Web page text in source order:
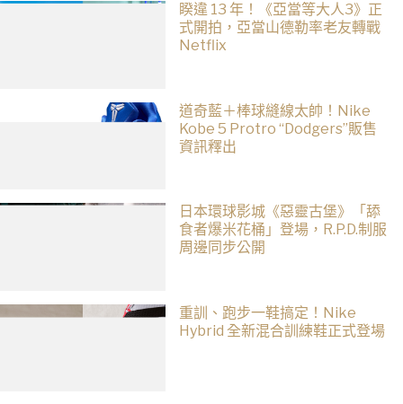
睽違 13 年！《亞當等大人3》正
式開拍，亞當山德勒率老友轉戰
Netflix
道奇藍＋棒球縫線太帥！Nike
Kobe 5 Protro “Dodgers”販售
資訊釋出
日本環球影城《惡靈古堡》「舔
食者爆米花桶」登場，R.P.D.制服
周邊同步公開
重訓、跑步一鞋搞定！Nike
Hybrid 全新混合訓練鞋正式登場